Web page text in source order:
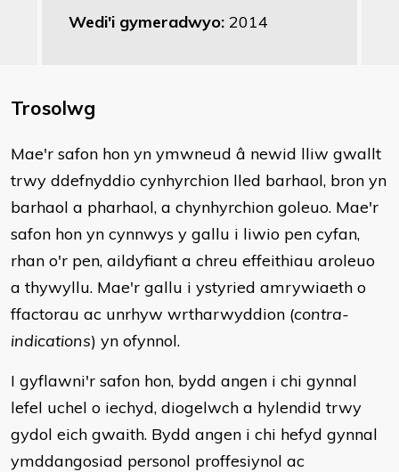
Wedi'i gymeradwyo: 2014
Trosolwg
Mae'r safon hon yn ymwneud â newid lliw gwallt
trwy ddefnyddio cynhyrchion lled barhaol, bron yn
barhaol a pharhaol, a chynhyrchion goleuo. Mae'r
safon hon yn cynnwys y gallu i liwio pen cyfan,
rhan o'r pen, aildyfiant a chreu effeithiau aroleuo
a thywyllu. Mae'r gallu i ystyried amrywiaeth o
ffactorau ac unrhyw wrtharwyddion (contra-
indications) yn ofynnol.
I gyflawni'r safon hon, bydd angen i chi gynnal
lefel uchel o iechyd, diogelwch a hylendid trwy
gydol eich gwaith. Bydd angen i chi hefyd gynnal
ymddangosiad personol proffesiynol ac